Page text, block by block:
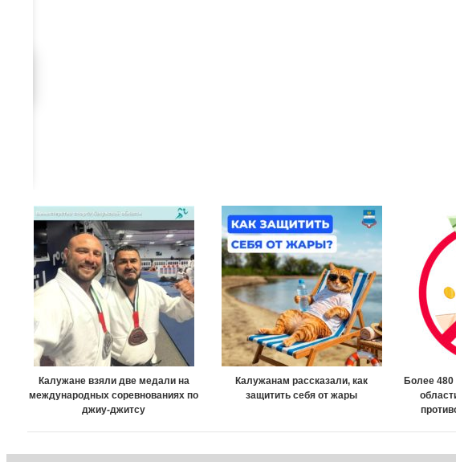
Калужане взяли две медали на
международных соревнованиях по
джиу-джитсу
Калужанам рассказали, как
защитить себя от жары
Более